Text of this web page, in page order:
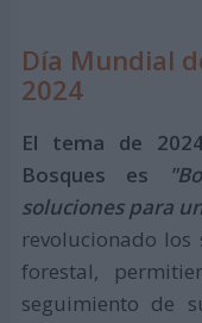
Día Mundial
2024
El tema de
Bosques es
soluciones para
revolucionado
forestal,
seguimiento de